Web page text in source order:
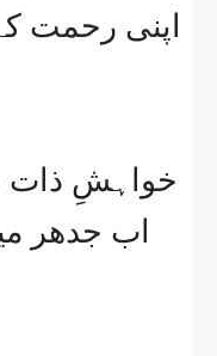
اپنی رحمت
خواہشِ ذات
اب جدھر